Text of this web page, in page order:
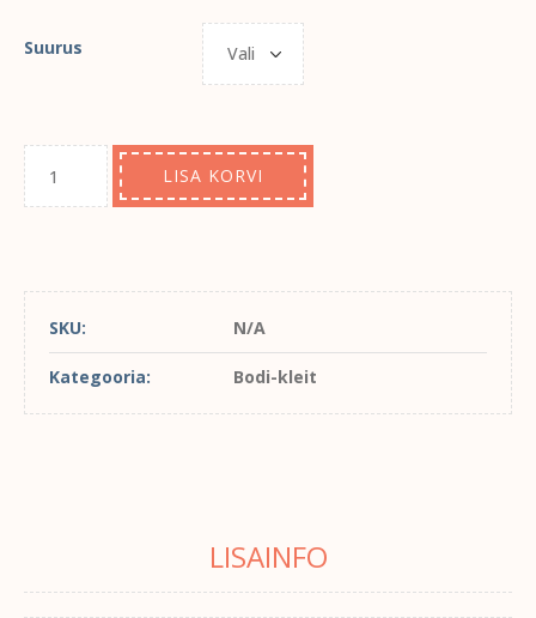
Suurus
LISA KORVI
SKU: N/A
Kategooria: Bodi-kleit
LISAINFO